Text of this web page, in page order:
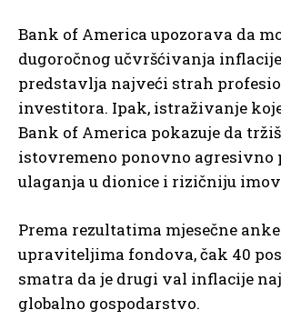
Bank of America upozorava da
dugoročnog učvršćivanja
predstavlja najveći strah
investitora. Ipak, istraživanje
Bank of America pokazuje da
istovremeno ponovno agresivno
ulaganja u dionice i rizičniju
Prema rezultatima mjesečne
upraviteljima fondova, čak 40
smatra da je drugi val inflacije
globalno gospodarstvo.